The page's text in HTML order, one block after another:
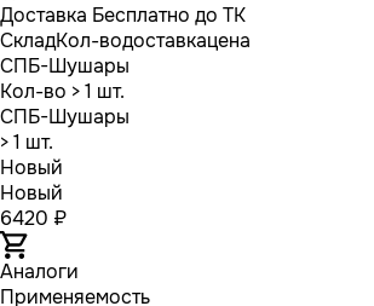
Доставка Бесплатно до ТК
СкладКол-водоставкацена
СПБ-Шушары
Кол-во > 1 шт.
СПБ-Шушары
> 1 шт.
Новый
Новый
6420 ₽
Аналоги
Применяемость